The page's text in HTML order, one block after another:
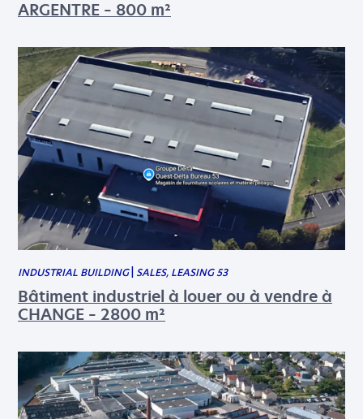
ARGENTRE – 800 m²
INDUSTRIAL BUILDING SALES, LEASING 53
Bâtiment industriel à louer ou à vendre à
CHANGE – 2800 m²